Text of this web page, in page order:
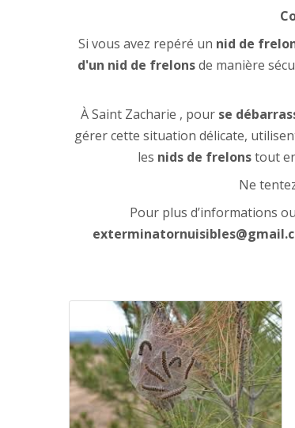
Si vous avez repéré un nid de
d'un nid de frelonsde manière
À Saint Zacharie , pour se
gérer cette situation délicate,
les nids de frelonstout
Ne
Pour plus d’informations